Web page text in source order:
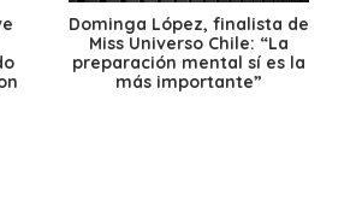
Dominga López, finalista de
Miss Universo Chile: “La
preparación mental sí es la
más importante”